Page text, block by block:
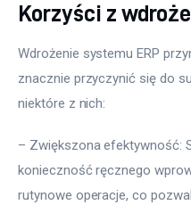
Korzyści z
Wdrożenie systemu ERP
znacznie przyczynić się do
niektóre z nich:
– Zwiększona efektywność:
konieczność ręcznego
rutynowe operacje, co